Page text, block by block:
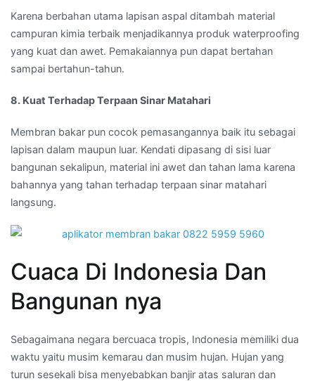
Karena berbahan utama lapisan aspal ditambah material
campuran kimia terbaik menjadikannya produk waterproofing
yang kuat dan awet. Pemakaiannya pun dapat bertahan
sampai bertahun-tahun.
8. Kuat Terhadap Terpaan Sinar Matahari
Membran bakar pun cocok pemasangannya baik itu sebagai
lapisan dalam maupun luar. Kendati dipasang di sisi luar
bangunan sekalipun, material ini awet dan tahan lama karena
bahannya yang tahan terhadap terpaan sinar matahari
langsung.
Cuaca Di Indonesia Dan
Bangunan nya
Sebagaimana negara bercuaca tropis, Indonesia memiliki dua
waktu yaitu musim kemarau dan musim hujan. Hujan yang
turun sesekali bisa menyebabkan banjir atas saluran dan